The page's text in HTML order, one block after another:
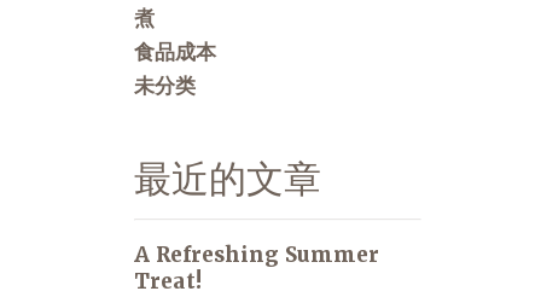
煮
食品成本
未分类
最近的文章
A Refreshing Summer
Treat!